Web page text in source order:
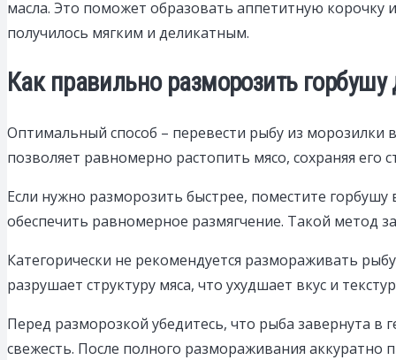
масла. Это поможет образовать аппетитную корочку
получилось мягким и деликатным.
Как правильно разморозить
Оптимальный способ – перевести рыбу из
позволяет равномерно растопить мясо, сохраняя его
Если нужно разморозить быстрее, поместите
обеспечить равномерное размягчение. Такой метод
Категорически не рекомендуется размораживать
разрушает структуру мяса, что ухудшает вкус и
Перед разморозкой убедитесь, что рыба завернута
свежесть. После полного размораживания